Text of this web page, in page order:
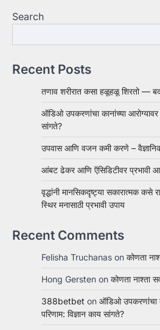
Search
Recent Posts
तणाव शरीरात कसा हळूहळू शिरतो —
ऑडिओ उपकरणांचा कानांच्या आरोग्यावर
सांगते?
उपवास आणि वजन कमी करणे –
आंबट ढेकर आणि ऍसिडिटीवर प्रभावी
वृद्धांनी मानसिकदृष्ट्या सकारात्मक कसे
स्थिर मनासाठी प्रभावी उपाय
Recent Comments
Felisha Truchanas on कोणता
Hong Gersten on कोणता नाश्ता
388betbet on ऑडिओ उपकरणांचा
परिणाम: विज्ञान काय सांगते?